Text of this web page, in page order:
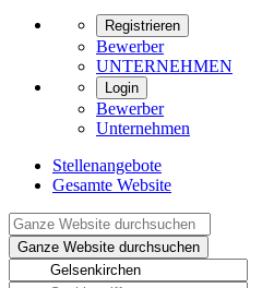
Registrieren
Bewerber
UNTERNEHMEN
Login
Bewerber
Unternehmen
Stellenangebote
Gesamte Website